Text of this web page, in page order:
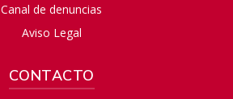
Canal de denuncias
Aviso Legal
CONTACTO